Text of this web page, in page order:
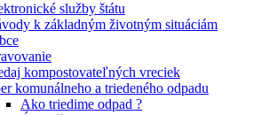
služby štátu
k základným životným situáciám
kompostovateľných vreciek
komunálneho a triedeného odpadu
Ako triedime odpad ?